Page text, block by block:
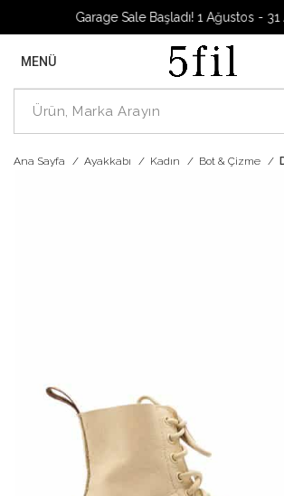
Garage Sale Başladı! 1 Ağustos - 31
MENÜ
Ana Sayfa Ayakkabı Kadın Bot & Çizme